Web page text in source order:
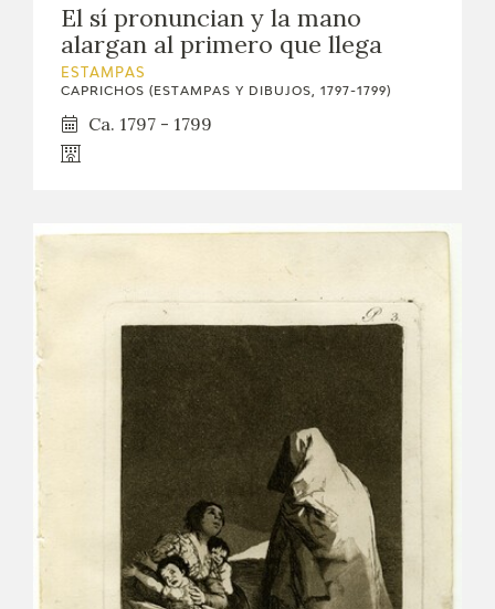
El sí pronuncian y la mano
alargan al primero que llega
ESTAMPAS
CAPRICHOS (ESTAMPAS Y DIBUJOS, 1797-1799)
Ca. 1797 - 1799